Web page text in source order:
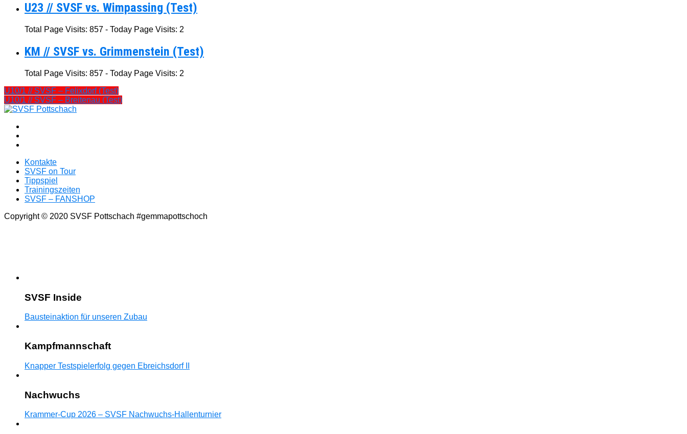
U23 // SVSF vs. Wimpassing (Test)
Total Page Visits: 857 - Today Page Visits: 2
KM // SVSF vs. Grimmenstein (Test)
Total Page Visits: 857 - Today Page Visits: 2
U10/1 // SVSF – Felixdorf (Test)
U10/1 // SVSF – Breitenau (Test)
Kontakte
SVSF on Tour
Tippspiel
Trainingszeiten
SVSF – FANSHOP
Copyright © 2020 SVSF Pottschach #gemmapottschoch
SVSF Inside
Bausteinaktion für unseren Zubau
Kampfmannschaft
Knapper Testspielerfolg gegen Ebreichsdorf II
Nachwuchs
Krammer-Cup 2026 – SVSF Nachwuchs-Hallenturnier